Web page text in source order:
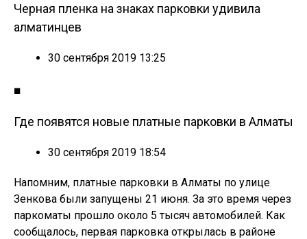
Черная пленка на знаках парковки удивила
алматинцев
30 сентября 2019 13:25
■
Где появятся новые платные парковки в Алматы
30 сентября 2019 18:54
Напомним, платные парковки в Алматы по улице
Зенкова были запущены 21 июня. За это время через
паркоматы прошло около 5 тысяч автомобилей. Как
сообщалось, первая парковка открылась в районе